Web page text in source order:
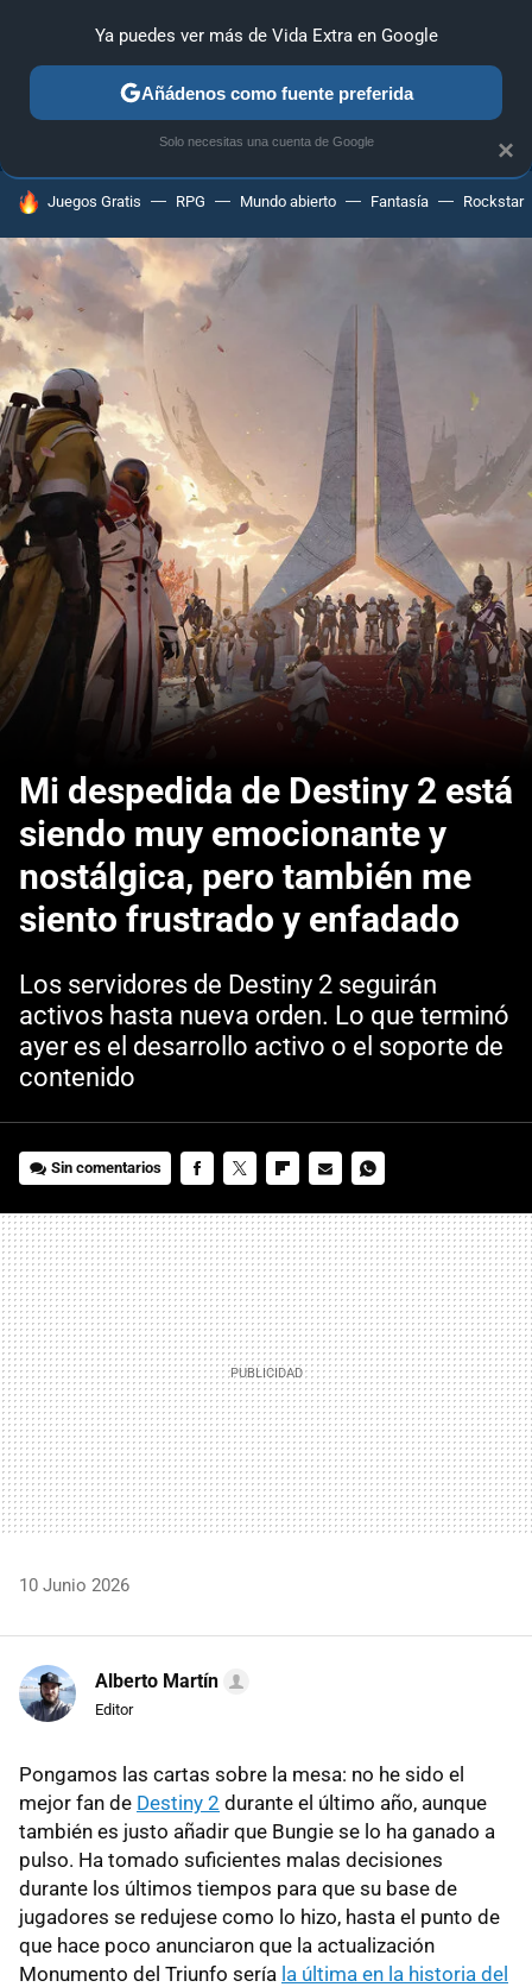
ANÁLISIS GUÍAS Y TRUCOS PC SONY NINTENDO
HOY SE HABLA DE
Juegos Gratis RPG Mundo abierto Fantasía Rockstar
Mi despedida de Destiny 2 está
siendo muy emocionante y
nostálgica, pero también me
siento frustrado y enfadado
Los servidores de Destiny 2 seguirán
activos hasta nueva orden. Lo que terminó
ayer es el desarrollo activo o el soporte de
contenido
Sin comentarios
MAIL
10 Junio 2026
Alberto Martín
Editor
Pongamos las cartas sobre la mesa: no he sido el
mejor fan de Destiny 2 durante el último año, aunque
también es justo añadir que Bungie se lo ha ganado a
pulso. Ha tomado suficientes malas decisiones
durante los últimos tiempos para que su base de
jugadores se redujese como lo hizo, hasta el punto de
que hace poco anunciaron que la actualización
Monumento del Triunfo sería la última en la historia del
×
Ya puedes ver más de Vida Extra en Google
Añádenos como fuente preferida
Solo necesitas una cuenta de Google